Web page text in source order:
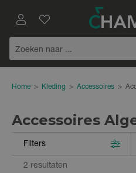
Home > Kleding > Accessoires >
Accessoires
Filters
2 resultaten